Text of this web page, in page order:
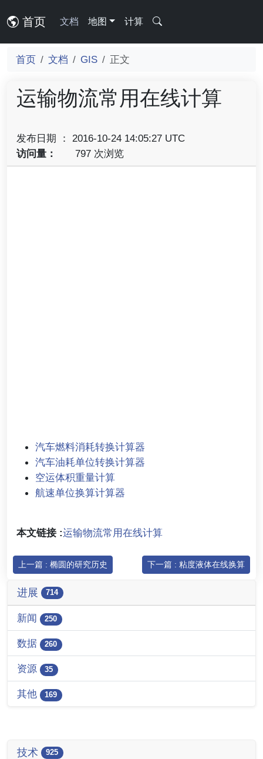
首页 文档 地图 计算
首页 文档 GIS 正文
运输物流常用在线计算
发布日期 ： 2016-10-24 14:05:27 UTC
访问量：
797 次浏览
汽车燃料消耗转换计算器
汽车油耗单位转换计算器
空运体积重量计算
航速单位换算计算器
本文链接 :运输物流常用在线计算
上一篇 : 椭圆的研究历史 下一篇 : 粘度液体在线换算
进展 714
新闻 250
数据 260
资源 35
其他 169
技术 925